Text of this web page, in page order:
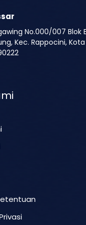
No.000/007 Blok
Kec. Rappocini,